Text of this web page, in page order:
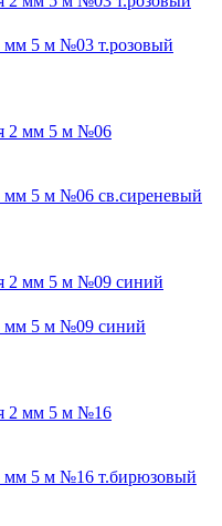
мм 5 м №03 т.розовый
мм 5 м №06 св.сиреневый
мм 5 м №09 синий
мм 5 м №16 т.бирюзовый